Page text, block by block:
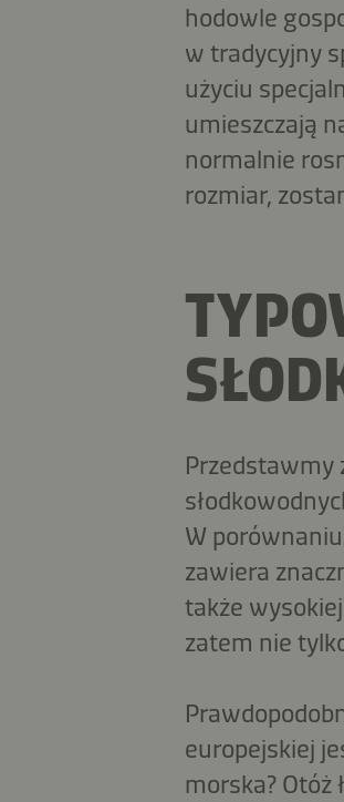
hodowle
w tradycyjny
użyciu
umieszczają
normalnie
rozmiar,
Przedstawmy
W
zawiera
także
zatem nie
europejskiej
morska? Otóż